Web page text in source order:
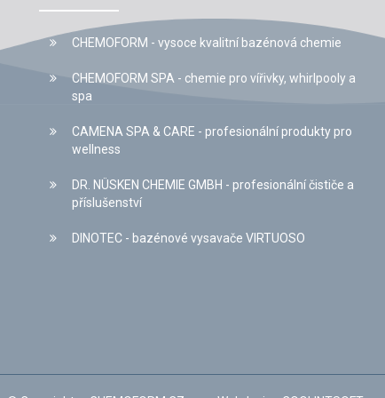
CHEMOFORM - vysoce kvalitní bazénová chemie
CHEMOFORM SPA - chemie pro vířivky, whirlpooly a
spa
CAMENA SPA & CARE - profesionální produkty pro
wellness
DR. NÜSKEN CHEMIE GMBH - profesionální čističe a
příslušenství
DINOTEC - bazénové vysavače VIRTUOSO